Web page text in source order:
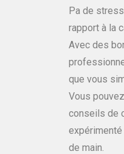
Pa de
rapport à la
Avec des
que vous
Vous
conseils de
expérimenté
de main.